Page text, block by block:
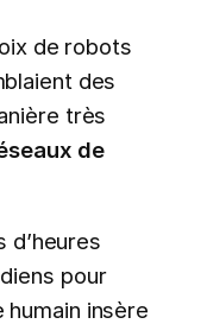
de robots
des
très
de
d’heures
pour
insère